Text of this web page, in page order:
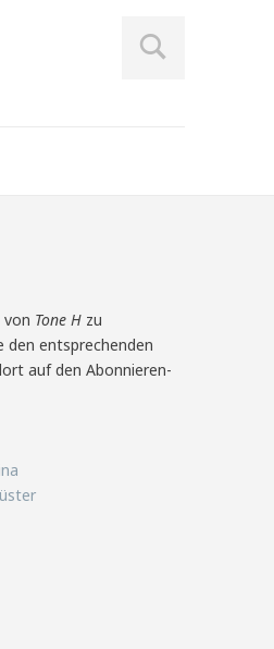
von Tone H zu
den entsprechenden
auf den Abonnieren-